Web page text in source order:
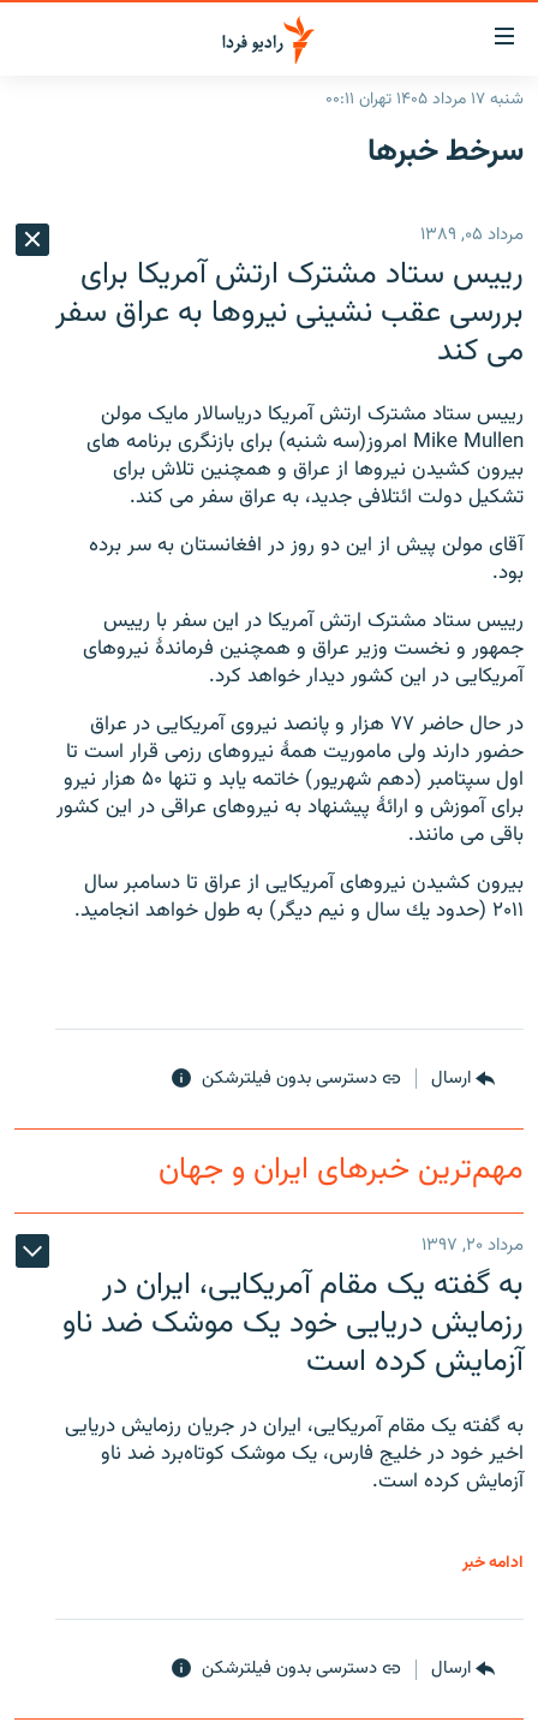
لینک‌های
قابلیت
دسترسی
بازگشت
اصلی
رفتن
صفحه
جستجو
ایران
انتخاب کنید و بشنوید
برنامه‌های رادیویی
پادکست
چندرسانه‌ای
گزارش‌های ویدئویی
English
به ما بپیوندید
زبان‌های دیگر
شنبه ۱۷ مرداد ۱۴۰۵ تهران ۰۰:۱۱
سرخط‌ خبرها
مرداد ۰۵, ۱۳۸۹
رییس ستاد مشترک ارتش آمریکا برای
بررسی عقب نشینی نیروها به عراق سفر
می کند
رییس ستاد مشترک ارتش آمریکا دریاسالار مایک مولن
Mike Mullen امروز(سه شنبه) برای بازنگری برنامه های
بیرون کشیدن نیروها از عراق و همچنین تلاش برای
تشکیل دولت ائتلافی جدید، به عراق سفر می کند.
آقای مولن پیش از این دو روز در افغانستان به سر برده
بود.
رییس ستاد مشترک ارتش آمریکا در این سفر با رییس
جمهور و نخست وزیر عراق و همچنین فرماندۀ نیروهای
آمریکایی در این کشور دیدار خواهد کرد.
در حال حاضر ۷۷ هزار و پانصد نيروى آمريكايى در عراق
حضور دارند ولى ماموريت همۀ نيروهاى رزمى قرار است تا
اول سپتامبر (دهم شهريور) خاتمه يابد و تنها ۵۰ هزار نيرو
براى آموزش و ارائۀ پيشنهاد به نيروهاى عراقى در اين كشور
باقى مى مانند.
بيرون كشيدن نيروهاى آمريكايى از عراق تا دسامبر سال
۲۰۱۱ (حدود يك سال و نيم ديگر) به طول خواهد انجاميد.
ارسال دسترسی بدون فیلترشکن
مهم‌ترین خبرهای ایران و جهان
مرداد ۲۰, ۱۳۹۷
به گفته یک مقام آمریکایی، ایران در
رزمایش دریایی خود یک موشک ضد ناو
آزمایش کرده است
به گفته یک مقام آمریکایی، ایران در جریان رزمایش دریایی
اخیر خود در خلیج فارس، یک موشک کوتاه‌برد ضد ناو
آزمایش کرده است.
ادامه خبر
ارسال دسترسی بدون فیلترشکن